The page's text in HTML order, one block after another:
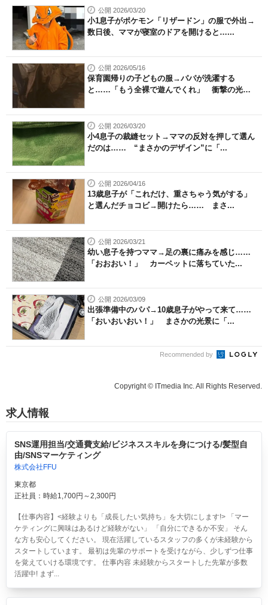
公開 2026/03/20
小1息子がポケモン「リザードン」の服で外出→
数日後、ママが寝室のドアを開けると…...
公開 2026/05/16
保育園帰りの子どもの服→パパが洗濯する
と……「もう全裸で遊んでくれ」 衝撃の光
公開 2026/03/20
小4息子の裁縫セット→ママの反対を押して選ん
だのは…… “まさかのデザイン”に「...
公開 2026/04/16
13歳息子が「これだけ、重さちゃう気がする」
と選んだチョコビ→開けたら…… まさ...
公開 2026/03/21
幼い息子を持つママ→足の裏に痛みを感じ……
「おおおい！」 カーペットに落ちていた...
公開 2026/03/09
出張準備中のパパ→10歳息子がやって来て……
「おいおいおい！」 まさかの光景に「...
Recommended by
Copyright © ITmedia Inc. All Rights Reserved.
求人情報
SNS運用担当/交通費支給/ビジネススキルを身につける/髪型自
由/SNSマーケティング
株式会社FFU
東京都
正社員：時給1,700円～2,300円
【仕事内容】<経験よりも「成長したい気持ち」を大切にします!> 「マー
ケティングに興味はあるけど経験がない」 「自分にできるか不安」 そん
な方も安心してください。 現在活躍しているスタッフの多くが未経験から
スタートしています。 最初は先輩のサポートを受けながら、少しずつ仕事
を覚えていける環境です。 仕事内容 未経験からスタートした先輩が多数
活躍中! まず...